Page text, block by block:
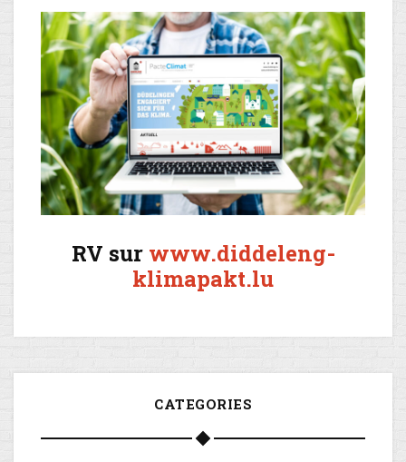
RV sur www.diddeleng-
klimapakt.lu
CATEGORIES